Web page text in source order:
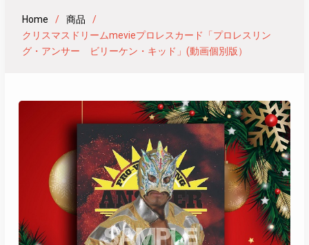
Home
商品
クリスマスドリームmevieプロレスカード「プロレスリン
グ・アンサー ビリーケン・キッド」(動画個別版）